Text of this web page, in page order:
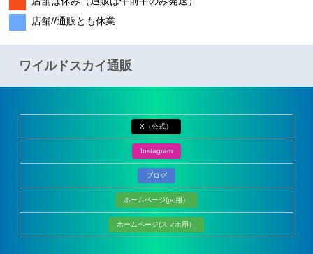
店舗//通販とも休業
ワイルドスカイ通販
X（公式）
Instagram
ブログ
ホームページ(pc用）
ホームページ(スマホ用）